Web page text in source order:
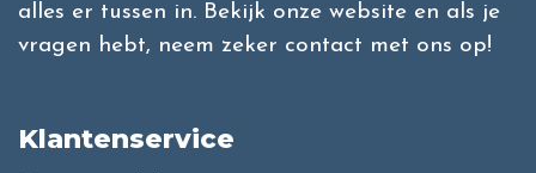
alles er tussen in. Bekijk onze website en als je
vragen hebt, neem zeker contact met ons op!
Klantenservice